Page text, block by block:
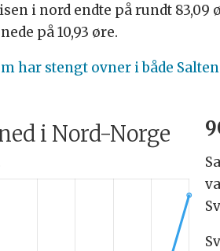
i nord endte på rundt 83,09
på 10,93 øre.
har stengt ovner i både
i Nord-Norge